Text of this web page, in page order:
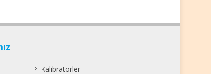
Kalibratörler